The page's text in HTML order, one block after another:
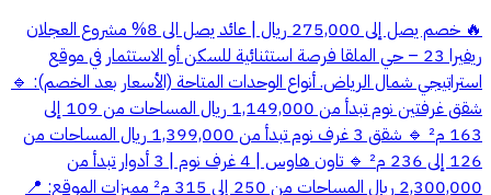
🔥 خصم يصل إلى 275,000 ريال | عائد يصل الى 8% مشروع العجلان
ريفيرا 23 – حي الملقا فرصة استثنائية للسكن أو الاستثمار في موقع
استراتيجي شمال الرياض. أنواع الوحدات المتاحة (الأسعار بعد الخصم): 🔹
شقق غرفتين نوم تبدأ من 1,149,000 ريال المساحات من 109 إلى
163 م² 🔹 شقق 3 غرف نوم تبدأ من 1,399,000 ريال المساحات من
126 إلى 236 م² 🔹 تاون هاوس | 4 غرف نوم | 3 أدوار تبدأ من
2,300,000 ريال المساحات من 250 إلى 315 م² مميزات الموقع: 📍